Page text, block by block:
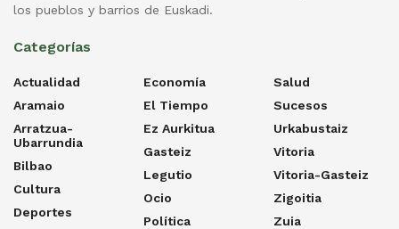
los pueblos y barrios de Euskadi.
Categorías
Actualidad
Aramaio
Arratzua-
Ubarrundia
Bilbao
Cultura
Deportes
Economía
El Tiempo
Ez Aurkitua
Gasteiz
Legutio
Ocio
Política
Salud
Sucesos
Urkabustaiz
Vitoria
Vitoria-Gasteiz
Zigoitia
Zuia